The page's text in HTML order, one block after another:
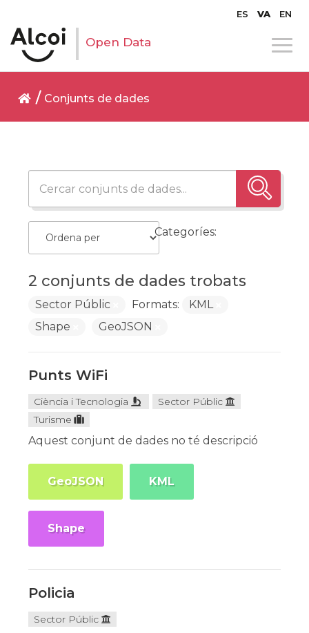
ES VA EN
Open Data
Conjunts de dades
2 conjunts de dades trobats
Categoríes:
Sector Públic Formats:
KML
Shape
GeoJSON
Punts WiFi
Ciència i Tecnologia
Sector Públic
Turisme
Aquest conjunt de dades no té descripció
GeoJSON KML
Shape
Policia
Sector Públic